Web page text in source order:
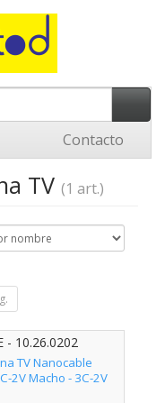
Contacto
TV (1 art.)
- 10.26.0202
TV Nanocable
2V Macho - 3C-2V